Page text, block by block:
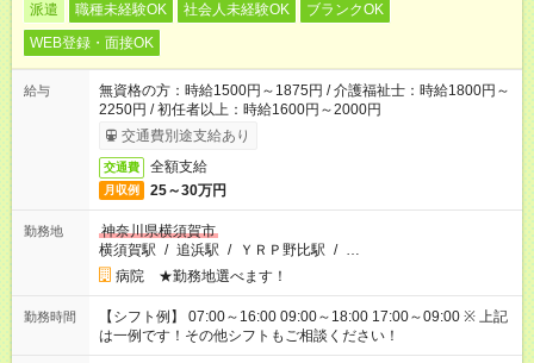
派遣 職種未経験OK 社会人未経験OK
ブランクOK
WEB登録・面接OK
給与
無資格の方：時給1500円～1875円 / 介護福祉士：時給1800円～
2250円 / 初任者以上：時給1600円～2000円
交通費別途支給あり
交通費 全額支給
月収例 25～30万円
勤務地
神奈川県横須賀市
横須賀駅 / 追浜駅 / ＹＲＰ野比駅 / …
病院 ★勤務地選べます！
勤務時間
【シフト例】 07:00～16:00 09:00～18:00 17:00～09:00 ※ 上記
は一例です！その他シフトもご相談ください！